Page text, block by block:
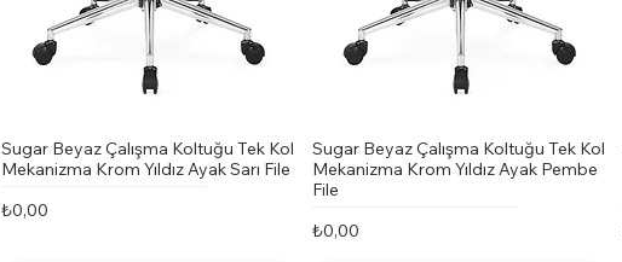
Sugar Beyaz Çalışma Koltuğu Tek Kol
Mekanizma Krom Yıldız Ayak Sarı File
Fiyat
₺0,00
Sugar Beyaz Çalışma Koltuğu Tek Kol
Mekanizma Krom Yıldız Ayak Pembe
File
Fiyat
₺0,00